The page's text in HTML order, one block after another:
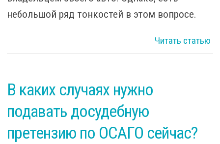
небольшой ряд тонкостей в этом вопросе.
Читать статью
В каких случаях нужно
подавать досудебную
претензию по ОСАГО сейчас?